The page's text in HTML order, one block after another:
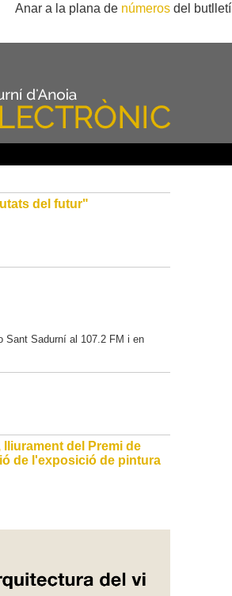
Anar a la plana de númerosdel butlletí
del futur"
Sant Sadurní al 107.2 FM i en
del Premi de
de l'exposició de pintura